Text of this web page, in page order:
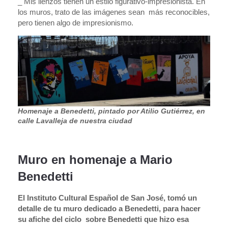
los muros, trato de las imágenes sean más reconocibles,
pero tienen algo de impresionismo.
Homenaje a Benedetti, pintado por Atilio Gutiérrez, en
calle Lavalleja de nuestra ciudad
Muro en homenaje a Mario
Benedetti
El Instituto Cultural Español de San José, tomó un
detalle de tu muro dedicado a Benedetti, para hacer
su afiche del ciclo sobre Benedetti que hizo esa